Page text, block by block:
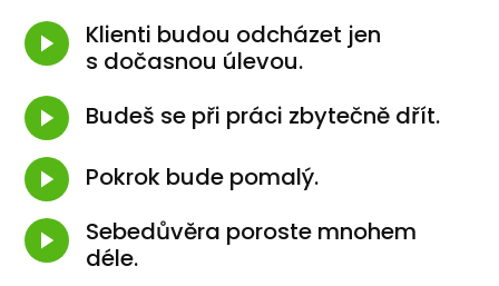
Klienti budou odcházet jen
s dočasnou úlevou.
Budeš se při práci zbytečně dřít.
Pokrok bude pomalý.
Sebedůvěra poroste mnohem
déle.